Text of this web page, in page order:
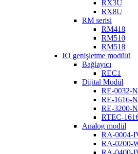
RX3U
RX8U
RM serisi
RM418
RM510
RM518
IO genişletme modülü
Bağlayıcı
REC1
Dijital Modül
RE-0032-N
RE-1616-N
RE-3200-N
RTEC-
Analog modül
RA-0004-
RA-0200-
RA-0400-